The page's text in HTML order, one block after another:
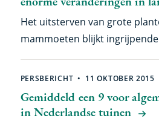
rol te spelen in de evolutie
geheugen. En dan niet alleen
Het uitsterven van grote
mammoeten blijkt
verklaren. Die kwamen dus
klimaatverandering, zoals
gevolgen zien we vandaag de
Gemiddeld een 9 voor
in Nederlandse tuinen
PERSBERICHT 11 OKTOBER 2015